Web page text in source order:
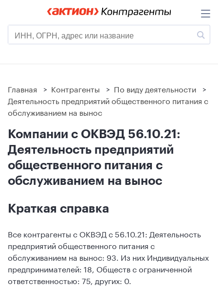
Главная > Контрагенты > По виду деятельности >
Деятельность предприятий общественного питания с
обслуживанием на вынос
Компании с ОКВЭД 56.10.21:
Деятельность предприятий
общественного питания с
обслуживанием на вынос
Краткая справка
Все контрагенты с ОКВЭД с 56.10.21: Деятельность
предприятий общественного питания с
обслуживанием на вынос: 93. Из них Индивидуальных
предпринимателей: 18, Обществ с ограниченной
ответственностью: 75, других: 0.